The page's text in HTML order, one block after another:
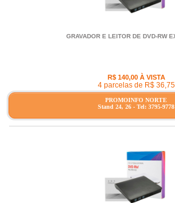
GRAVADOR E LEITOR DE DVD-RW
R$ 140,00 À VISTA
4 parcelas de R$ 36,75
PROMOINFO NORTE
Stand 24, 26 - Tel: 3795-9778